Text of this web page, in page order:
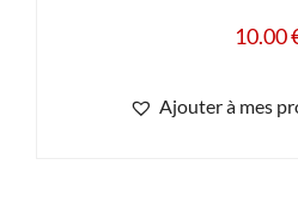
10.00
Ajouter à mes